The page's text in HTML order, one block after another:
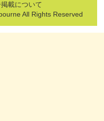
掲載について
All Rights Reserved